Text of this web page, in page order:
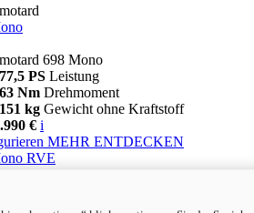
698 Mono
77,5 PS Leistung
63 Nm Drehmoment
151 kg Gewicht ohne Kraftstoff
€ i
MEHR ENTDECKEN
RVE
77,5 PS
Leistung